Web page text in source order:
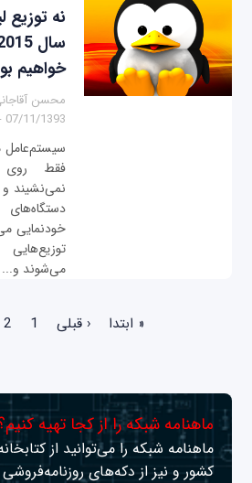
نه توزیع
خواهیم
محسن
07/11/1393 - 16:14
سیستم‌عامل
فقط روی
نمی‌نشیند و
می‌شوند و...
« ابتدا ‹ قبلی 1
2
ماهنامه شبکه را از کجا تهیه
ماهنامه شبکه را می‌توانید از
کشور و نیز از دکه‌های روزنامه‌فروشی